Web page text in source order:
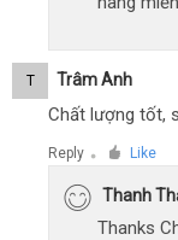
T Trâm Anh
Chất lượng tốt,
Reply ● Like
Thanh
Thanks